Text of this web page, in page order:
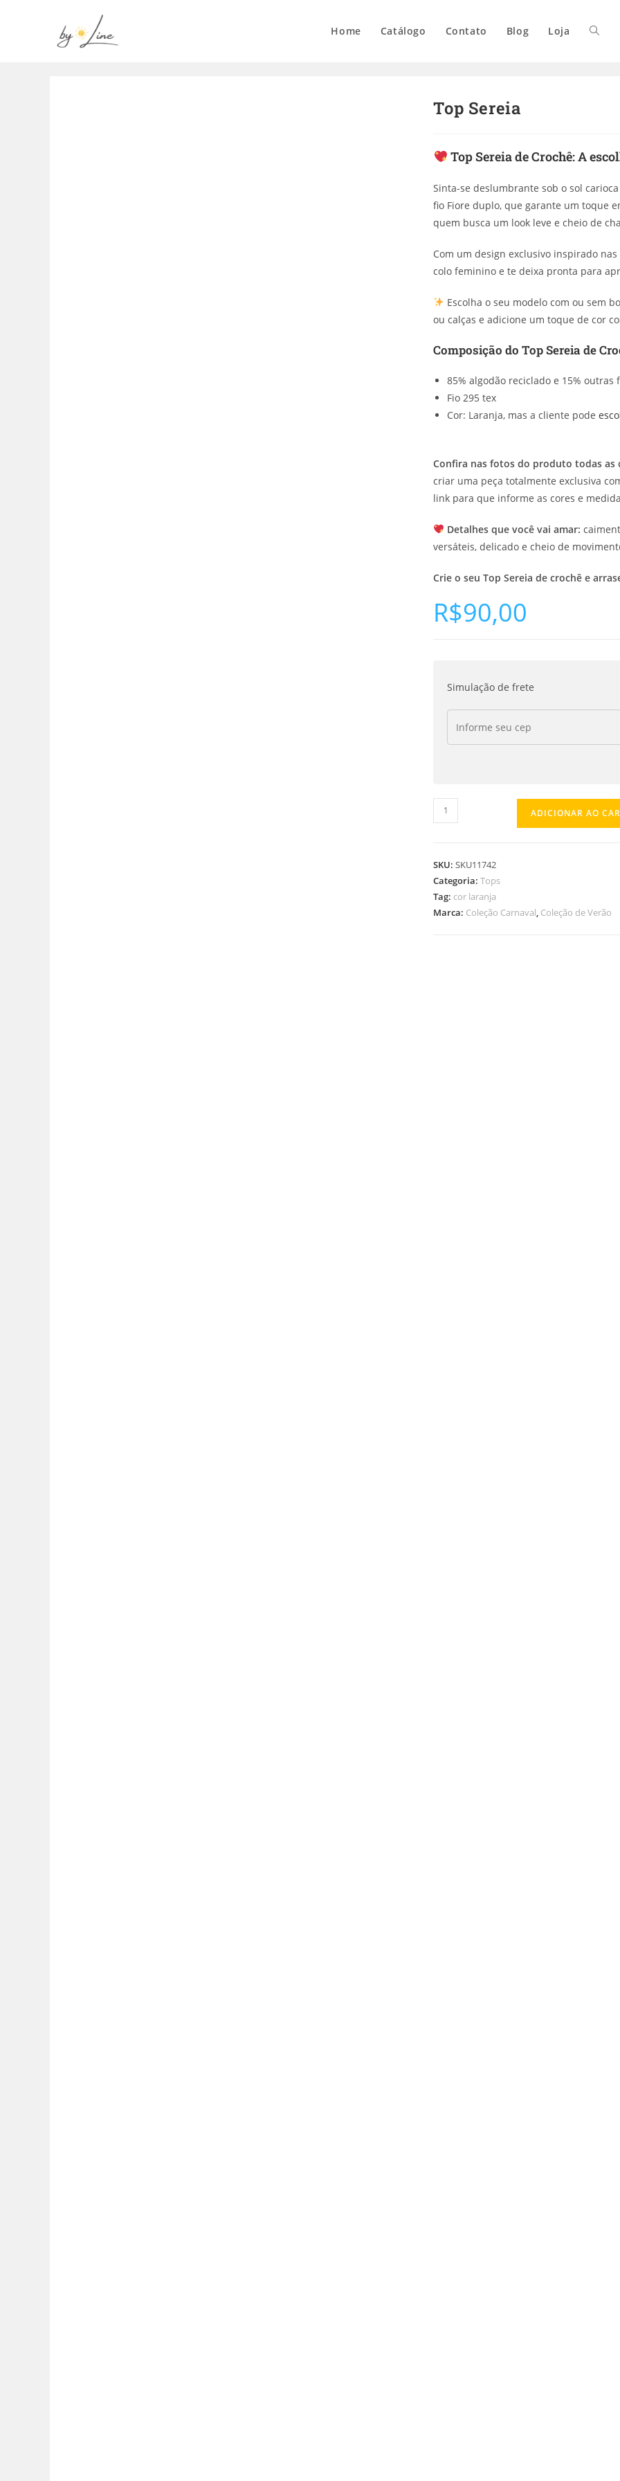
Home Catálogo Contato Blog Loja
Top Sereia
Top Sereia de Crochê:A
Sinta-se deslumbrante sob o sol
fio Fiore duplo, que garante um toque
quem busca um look leve e cheio de
Com um design exclusivo inspirado
colo feminino e te deixa pronta para
Escolha o seu modelo com ou sem
ou calças e adicione um toque de cor
Composição do Top Sereia de
85% algodão reciclado e 15% outras
Fio 295 tex
Cor: Laranja, mas a cliente pode
Confira nas fotos do produto todas as
criar uma peça totalmente exclusiva
link para que informe as cores e
Detalhes que você vai amar:
versáteis, delicado e cheio de
Crie o seu Top Sereia de crochê e
R$90,00
Simulação de frete
ADICIONAR AO
SKU:SKU11742
Categoria:Tops
Tag: cor laranja
Marca: Coleção Carnaval, Coleção de Verão